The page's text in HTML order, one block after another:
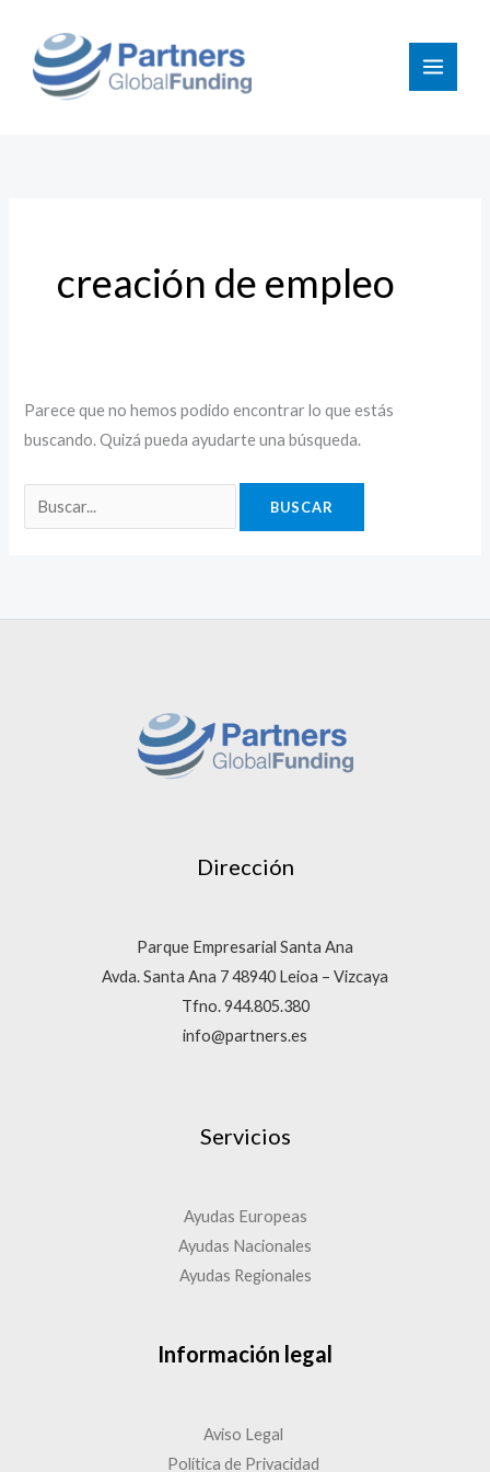
contenido
creación de empleo
Parece que no hemos podido encontrar lo que estás
buscando. Quizá pueda ayudarte una búsqueda.
por:
Dirección
Parque Empresarial Santa Ana
Avda. Santa Ana 7 48940 Leioa – Vizcaya
Tfno. 944.805.380
info@partners.es
Servicios
Ayudas Europeas
Ayudas Nacionales
Ayudas Regionales
Información legal
Aviso Legal
Política de Privacidad